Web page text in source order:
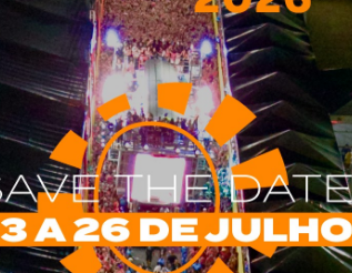
de abastecimento para carros
0
em ações de sustentabilidade há mais de 1
em sabores da culinária
lançamento de novas entradas no